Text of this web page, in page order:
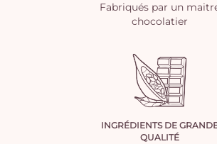
Fabriqués par un
chocolatier
INGRÉDIENTS DE
QUALITÉ